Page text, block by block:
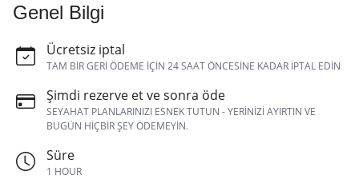
Genel Bilgi
Ücretsiz iptal
TAM BIR GERI ÖDEME IÇIN 24 SAAT ÖNCESINE KADAR IPTAL EDIN
Şimdi rezerve et ve sonra öde
SEYAHAT PLANLARINIZI ESNEK TUTUN - YERINIZI AYIRTIN VE
BUGÜN HIÇBIR ŞEY ÖDEMEYIN.
Süre
1 HOUR